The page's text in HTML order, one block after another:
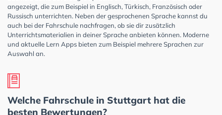
angezeigt, die zum Beispiel in Englisch, Türkisch, Französisch oder
Russisch unterrichten. Neben der gesprochenen Sprache kannst du
auch bei der Fahrschule nachfragen, ob sie dir zusätzlich
Unterrichtsmaterialien in deiner Sprache anbieten können. Moderne
und aktuelle Lern Apps bieten zum Beispiel mehrere Sprachen zur
Auswahl an.
Welche Fahrschule in Stuttgart hat die
besten Bewertungen?